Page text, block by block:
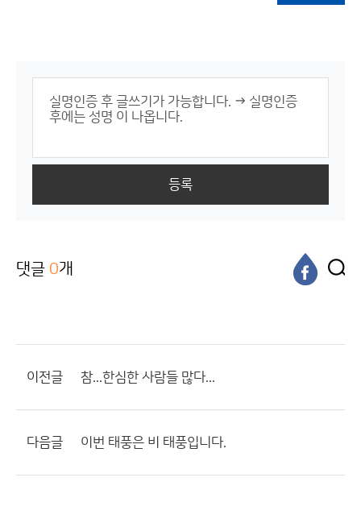
등록
댓글 0개
이전글 참...한심한 사람들 많다...
다음글 이번 태풍은 비 태풍입니다.